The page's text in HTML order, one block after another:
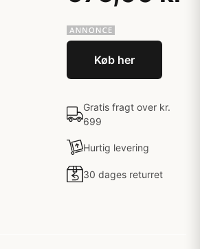
Køb her
Gratis fragt over kr.
699
Hurtig levering
30 dages returret